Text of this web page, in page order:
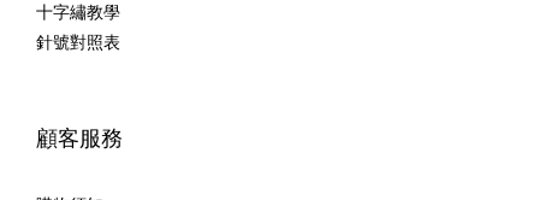
十字繡教學
針號對照表
顧客服務